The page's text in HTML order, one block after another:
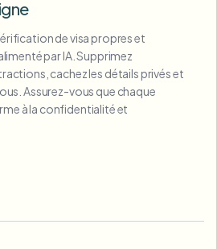
de visa propres et
par IA. Supprimez
cachez les détails privés et
Assurez-vous que chaque
à la confidentialité et